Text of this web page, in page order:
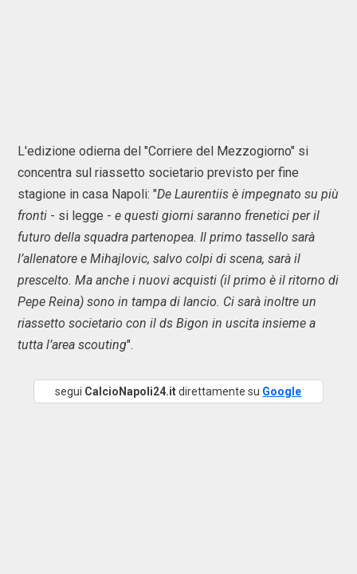
L'edizione odierna del "Corriere del Mezzogiorno" si
concentra sul riassetto societario previsto per fine
stagione in casa Napoli: "De Laurentiis è impegnato su più
fronti - si legge - e questi giorni saranno frenetici per il
futuro della squadra partenopea. Il primo tassello sarà
l’allenatore e Mihajlovic, salvo colpi di scena, sarà il
prescelto. Ma anche i nuovi acquisti (il primo è il ritorno di
Pepe Reina) sono in tampa di lancio. Ci sarà inoltre un
riassetto societario con il ds Bigon in uscita insieme a
tutta l’area scouting​".
segui CalcioNapoli24.itdirettamente su Google